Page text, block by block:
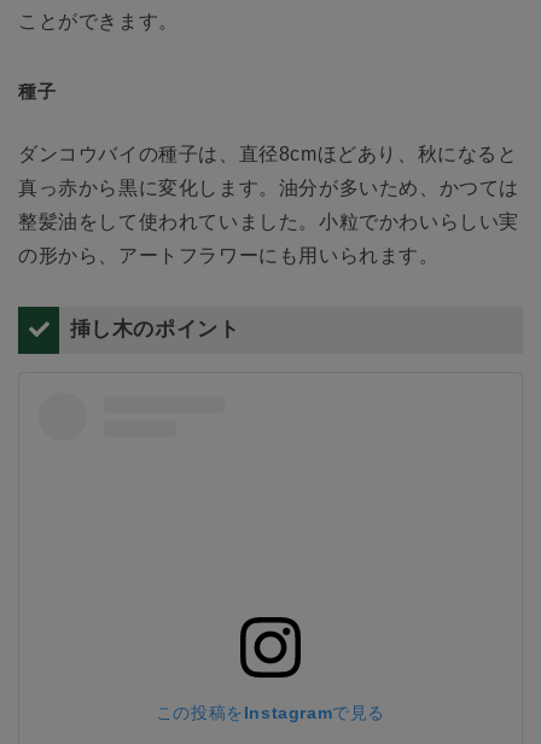
ことができます。
種子
ダンコウバイの種子は、直径8cmほどあり、秋になると
真っ赤から黒に変化します。油分が多いため、かつては
整髪油をして使われていました。小粒でかわいらしい実
の形から、アートフラワーにも用いられます。
挿し木のポイント
この投稿をInstagramで見る